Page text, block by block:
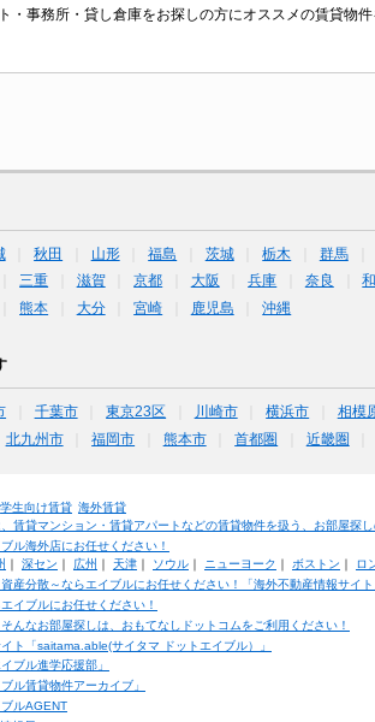
・事務所・貸し倉庫をお探しの方にオススメの賃貸物
秋田 山形 福島 茨城 栃木 群馬
三重 滋賀 京都 大阪 兵庫 奈良
熊本 大分 宮崎 鹿児島 沖縄
千葉市 東京23区 川崎市 横浜市 相模
北九州市 福岡市 熊本市 首都圏 近畿圏
学生向け賃貸 海外賃貸
賃貸マンション・賃貸アパートなどの賃貸物件を扱う、お部屋探
ル海外店にお任せください！
｜ 深セン ｜ 広州 ｜ 天津｜ ソウル｜ ニューヨーク ｜ ボストン ｜ ロ
産分散～ならエイブルにお任せください！「海外不動産情報サイト
イブルにお任せください！
んなお部屋探しは、おもてなしドットコムをご利用ください！
ト「saitama.able(サイタマ ドットエイブル）」
ブル進学応援部」
ル賃貸物件アーカイブ」
ルAGENT